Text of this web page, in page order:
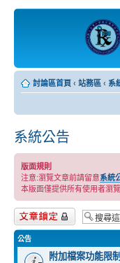
討論區首頁 ‹ 站務區 ‹ 系
系統公告
版面規則
注意:瀏覽文章前請留意系統
本版面僅提供所有使用者瀏
版面鎖定
公告
附加檔案功能限制